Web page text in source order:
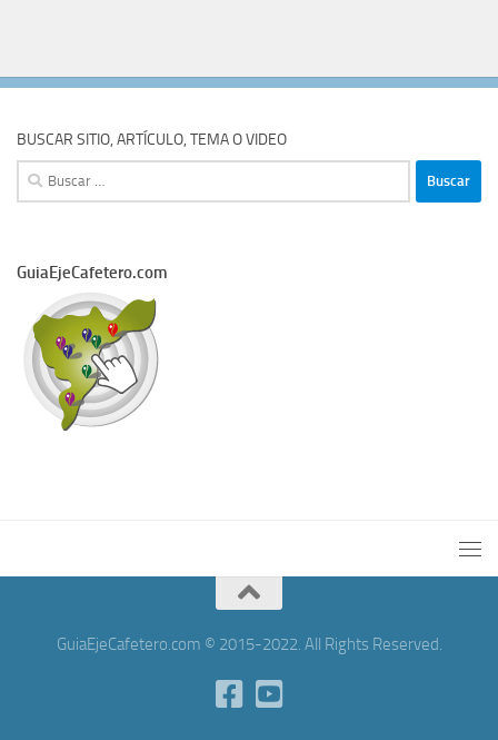
BUSCAR SITIO, ARTÍCULO, TEMA O VIDEO
Buscar:
GuiaEjeCafetero.com
GuiaEjeCafetero.com © 2015-2022. All Rights Reserved.